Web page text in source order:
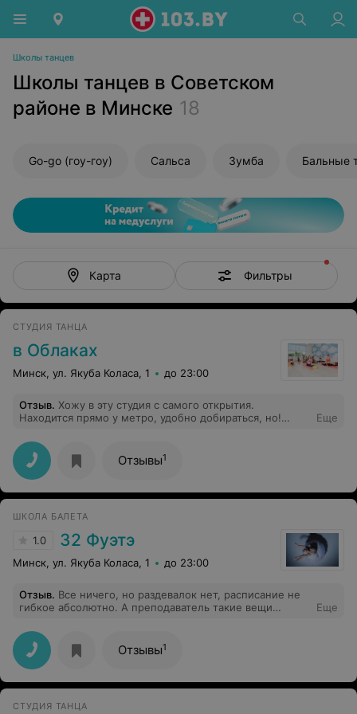
Школы танцев
Школы танцев в Советском
районе в Минске 18
Go-go (гоу-гоу) Сальса Зумба Бальные
Карта Фильтры
СТУДИЯ ТАНЦА
в Облаках
Минск, ул. Якуба Коласа, 1 до 23:00
Отзыв. Хожу в эту студия с самого открытия.
Находится прямо у метро, удобно добираться, но!
студии вам вряд ли захочется идти куда-то еще!
атмосфера, преподаватели, отношение к клиентам, а
интерьер!!! фото и импровизации просто загляденье!
всегда есть вода, конфетки. Владелица студии -
творческий человек и всегда придумывает что-то
рекомендую. не пожалеете!
Еще
Отзывы1
ШКОЛА БАЛЕТА
1.0 32 Фуэтэ
Минск, ул. Якуба Коласа, 1 до 23:00
Отзыв. Все ничего, но раздевалок нет, расписание не
гибкое абсолютно. А преподаватель такие вещи
"Заболеете туберкулезом" и "принесу цветочки на
могилку". Вас отправили на карантин - "зомби", "овцы",
"хомячки", "истерички". Много знаете и читаете -
"промытые шарлатанами из ВОЗ мозги". У вас дела -
"преподаватель ближе, чем родители!". И таких
набрать массу! Самомнение там давно перевесило
Еще
Отзывы1
СТУДИЯ ТАНЦА